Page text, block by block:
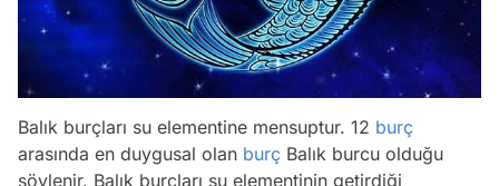
Balık burçları su elementine mensuptur. 12 burç
arasında en duygusal olan burç Balık burcu olduğu
söylenir. Balık burçları su elementinin getirdiği